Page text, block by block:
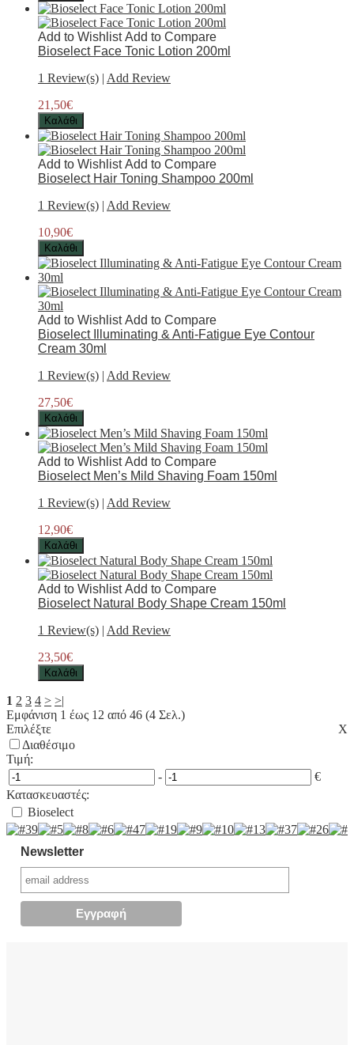
Add to Wishlist Add to Compare
Bioselect Face Tonic Lotion 200ml
1 Review(s) | Add Review
21,50€
Καλάθι
Add to Wishlist Add to Compare
Bioselect Hair Toning Shampoo 200ml
1 Review(s) | Add Review
10,90€
Καλάθι
Add to Wishlist Add to Compare
Bioselect Illuminating & Anti-Fatigue Eye Contour
Cream 30ml
1 Review(s) | Add Review
27,50€
Καλάθι
Add to Wishlist Add to Compare
Bioselect Men’s Mild Shaving Foam 150ml
1 Review(s) | Add Review
12,90€
Καλάθι
Add to Wishlist Add to Compare
Bioselect Natural Body Shape Cream 150ml
1 Review(s) | Add Review
23,50€
Καλάθι
1 2 3 4 > >|
Εμφάνιση 1 έως 12 από 46 (4 Σελ.)
Επιλέξτε
Χ
Διαθέσιμο
Τιμή:
-
€
Κατασκευαστές:
Bioselect
Newsletter